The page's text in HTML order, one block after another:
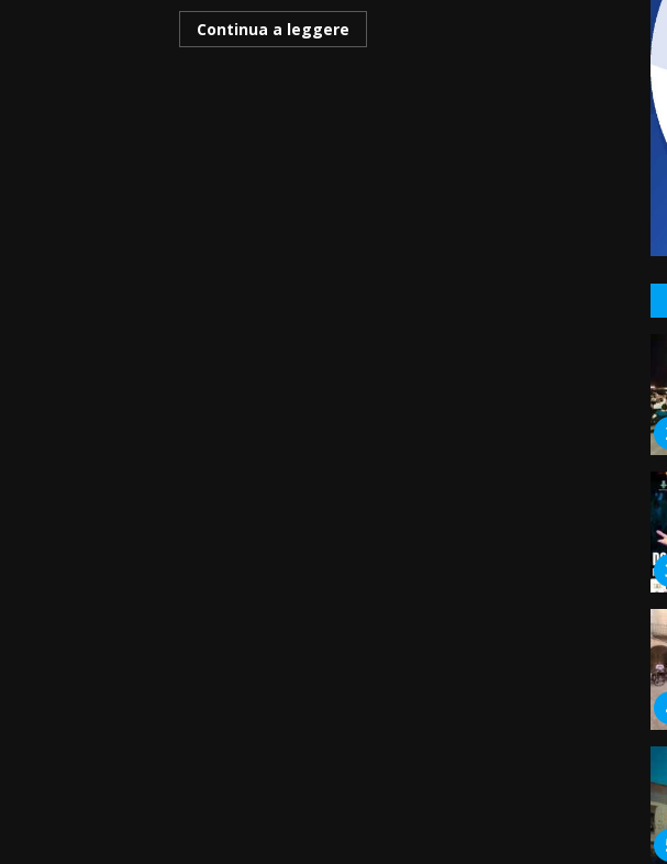
Continua a leggere